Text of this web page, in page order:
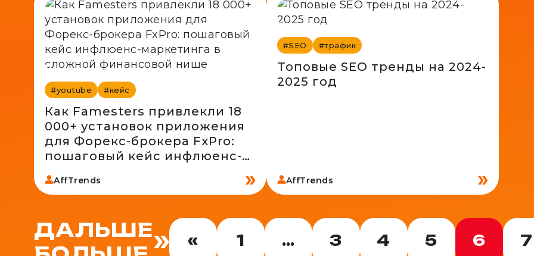
#youtube #кейс
Как Famesters привлекли 18
000+ установок приложения
для Форекс-брокера FxPro:
пошаговый кейс инфлюенс-
финансовой нише
AffTrends
#SEO #трафик
Топовые SEO тренды на 2024-
2025 год
AffTrends
ДАЛЬШЕ
« 1 … 3 4 5 6 7